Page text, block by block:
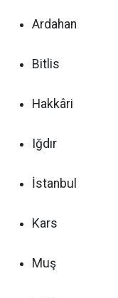
Ardahan
Bitlis
Hakkâri
Iğdır
İstanbul
Kars
Muş